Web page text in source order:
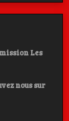
Les
nous sur